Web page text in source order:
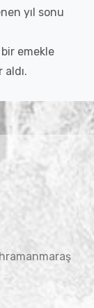
yıl sonu
emekle